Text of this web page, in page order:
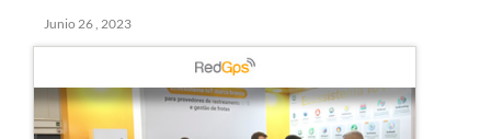
Junio 26 , 2023